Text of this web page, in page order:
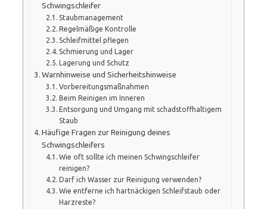
Schwingschleifer
Staubmanagement
Regelmäßige Kontrolle
Schleifmittel pflegen
Schmierung und Lager
Lagerung und Schutz
Warnhinweise und Sicherheitshinweise
Vorbereitungsmaßnahmen
Beim Reinigen im Inneren
Entsorgung und Umgang mit schadstoffhaltigem
Staub
Häufige Fragen zur Reinigung deines
Schwingschleifers
Wie oft sollte ich meinen Schwingschleifer
reinigen?
Darf ich Wasser zur Reinigung verwenden?
Wie entferne ich hartnäckigen Schleifstaub oder
Harzreste?